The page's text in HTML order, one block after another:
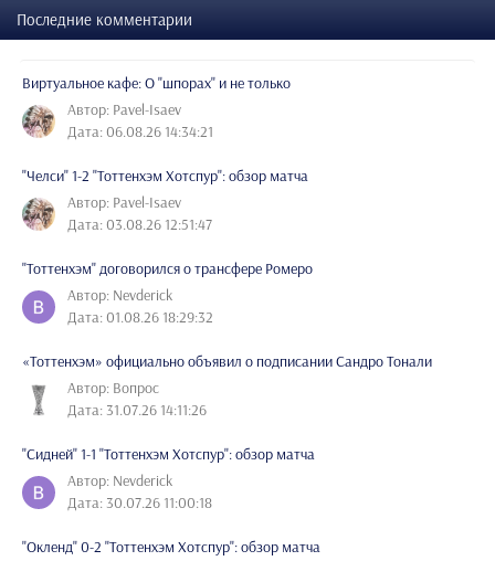
Последние комментарии
Виртуальное кафе: О "шпорах" и не только
Автор: Pavel-Isaev
Дата: 06.08.26 14:34:21
"Челси" 1-2 "Тоттенхэм Хотспур": обзор матча
Автор: Pavel-Isaev
Дата: 03.08.26 12:51:47
"Тоттенхэм" договорился о трансфере Ромеро
Автор: Nevderick
Дата: 01.08.26 18:29:32
«Тоттенхэм» официально объявил о подписании Сандро Тонали
Автор: Вопрос
Дата: 31.07.26 14:11:26
"Сидней" 1-1 "Тоттенхэм Хотспур": обзор матча
Автор: Nevderick
Дата: 30.07.26 11:00:18
"Окленд" 0-2 "Тоттенхэм Хотспур": обзор матча